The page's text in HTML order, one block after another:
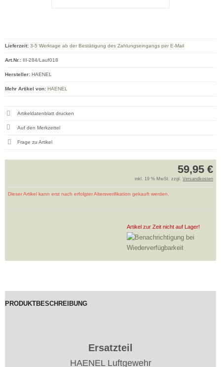
59,95 €
inkl. 19 % MwSt. zzgl. Versandkosten
Dieser Artikel kann erst nach erfolgter Altersverifikation gekauft werden.
Artikel zur Zeit nicht auf Lager!
Lieferzeit: 3-5 Werktage ab der Bestätigung des Zahlungseingangs per E-Mail
Art.Nr.: III-284/Lauf018
Hersteller: HAENEL
Mehr Artikel von: HAENEL
Artikeldatenblatt drucken
Frage zu Artikel
PRODUKTBESCHREIBUNG
Ersatzteil
HAENEL Luftgewehr